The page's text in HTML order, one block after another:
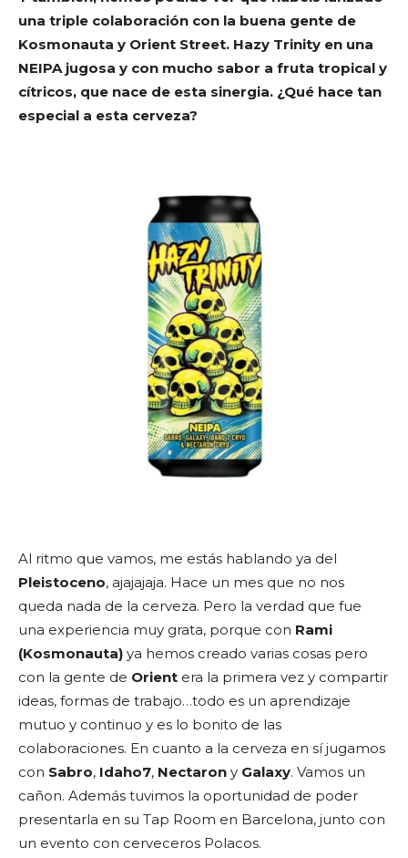
una triple colaboración con la buena gente de
Kosmonauta y Orient Street. Hazy Trinity en una
NEIPA jugosa y con mucho sabor a fruta tropical y
cítricos, que nace de esta sinergia. ¿Qué hace tan
especial a esta cerveza?
Al ritmo que vamos, me estás hablando ya del
Pleistoceno, ajajajaja. Hace un mes que no nos
queda nada de la cerveza. Pero la verdad que fue
una experiencia muy grata, porque con Rami
(Kosmonauta) ya hemos creado varias cosas pero
con la gente de Orient era la primera vez y compartir
ideas, formas de trabajo…todo es un aprendizaje
mutuo y continuo y es lo bonito de las
colaboraciones. En cuanto a la cerveza en sí jugamos
con Sabro, Idaho7, Nectaron y Galaxy. Vamos un
cañon. Además tuvimos la oportunidad de poder
presentarla en su Tap Room en Barcelona, junto con
un evento con cerveceros Polacos.